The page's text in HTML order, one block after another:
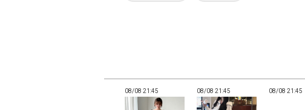
08/08 21:45 08/08 21:45 08/08 21:45